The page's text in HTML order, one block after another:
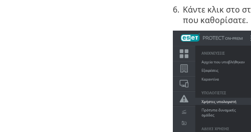
6. Κάντε κλικ στο
που καθορίσατε.